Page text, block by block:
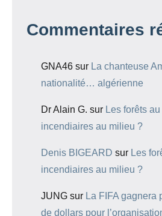
Commentaires
GNA46 sur La chanteuse
nationalité… algérienne
Dr Alain G. sur Les forêts
incendiaires au milieu ?
Denis BIGEARD sur Les
incendiaires au milieu ?
JUNG sur La FIFA gagnera
de dollars pour